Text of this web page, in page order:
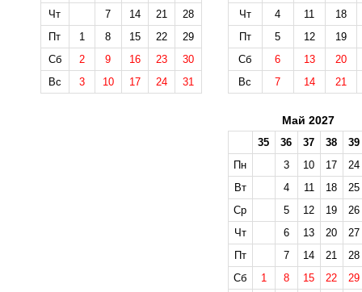
Чт
7 14 21
28
Пт
1 8 15 22
29
Сб
2 9 16 23
30
Вс
3 10 17 24 31
Чт
4 11
18
Пт
5 12
19
Сб
6 13
20
Вс
7 14 21
Май 2027
35 36 37 38
39
Пн
3 10 17
24
Вт
4 11 18
25
Ср
5 12 19
26
Чт
6 13 20
27
Пт
7 14 21
28
Сб
1 8 15 22
29